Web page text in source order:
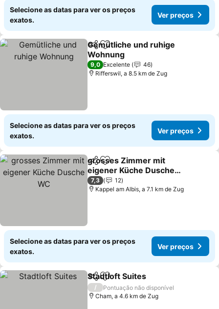
Selecione as datas para ver os preços
exatos.
Ver preços
PartilharAdicionar aos favoritos
Gemütliche und ruhige
Wohnung
Ver preços
9,0 Excelente
46
Rifferswil, a 8.5 km de Zug
Selecione as datas para ver os preços
exatos.
Ver preços
PartilharAdicionar aos favoritos
grosses Zimmer mit
eigener Küche Dusche
WC
Ver preços
7,3
12
Kappel am Albis, a 7.1 km de Zug
Selecione as datas para ver os preços
exatos.
Ver preços
PartilharAdicionar aos favoritos
Stadtloft Suites
/
Pontuação não disponível
Cham, a 4.6 km de Zug